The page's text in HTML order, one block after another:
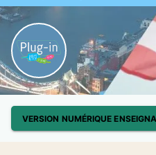
VERSION NUMÉRIQUE